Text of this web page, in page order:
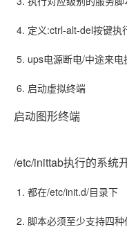
定义:ctrl-alt-del按键执
ups电源断电/中途来电
启动虚拟终端
启动图形终端
/etc/inittab执行的系统
都在/etc/init.d/目录下
脚本必须至少支持四